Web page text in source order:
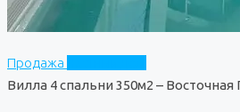
Продажа
Вилла 4 спальни 350м2 – Восточная